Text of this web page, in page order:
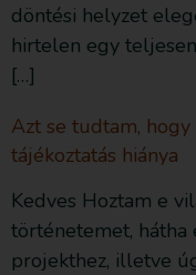
döntési helyzet
hirtelen egy
[…]
Azt se tudtam,
tájékoztatás hiánya
Kedves Hoztam e
történetemet, hátha
projekthez, illetve